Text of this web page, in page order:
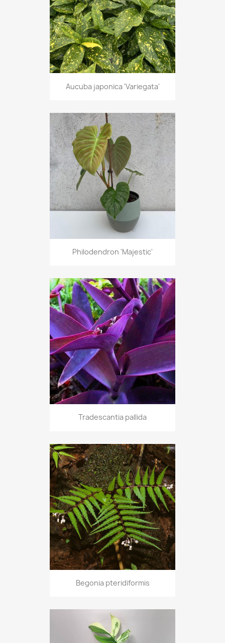
Aucuba japonica 'Variegata'
Philodendron 'Majestic'
Tradescantia pallida
Begonia pteridiformis